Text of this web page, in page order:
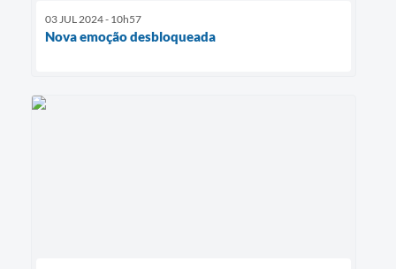
03 JUL 2024 - 10h57
Nova emoção desbloqueada